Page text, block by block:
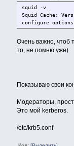
squid -v
Squid Cache:
configure
Очень важно, чтоб
то, не помню уже)
Показываю свои
Модераторы,
Это мой kerberos.
/etc/krb5.conf